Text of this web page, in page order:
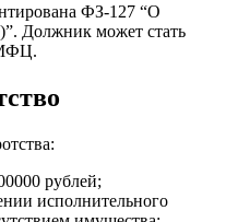
ФЗ-127 “О
Должник может стать
МФЦ.
рублей;
исполнительного